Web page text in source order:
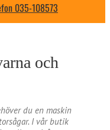
035-108573
och
du en maskin
I vår butik